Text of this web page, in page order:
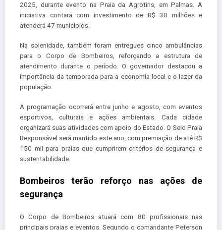
2025, durante evento na Praia da Agrotins, em Palmas. A
iniciativa contará com investimento de R$ 30 milhões e
atenderá 47 municípios.
Na solenidade, também foram entregues cinco ambulâncias
para o Corpo de Bombeiros, reforçando a estrutura de
atendimento durante o período. O governador destacou a
importância da temporada para a economia local e o lazer da
população.
A programação ocorrerá entre junho e agosto, com eventos
esportivos, culturais e ações ambientais. Cada cidade
organizará suas atividades com apoio do Estado. O Selo Praia
Responsável será mantido este ano, com premiação de até R$
150 mil para praias que cumprirem critérios de segurança e
sustentabilidade.
Bombeiros terão reforço nas ações de
segurança
O Corpo de Bombeiros atuará com 80 profissionais nas
principais praias e eventos. Segundo o comandante Peterson